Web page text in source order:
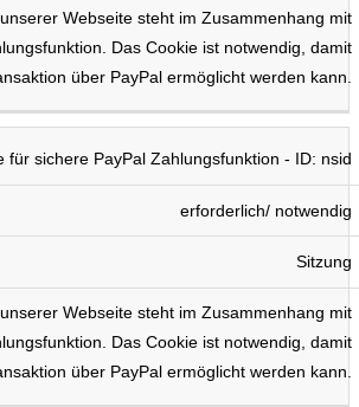
Webseite steht im Zusammenhang mit
Das Cookie ist notwendig, damit
über PayPal ermöglicht werden kann.
für sichere PayPal Zahlungsfunktion - ID: nsid
erforderlich/ notwendig
Sitzung
Webseite steht im Zusammenhang mit
Das Cookie ist notwendig, damit
über PayPal ermöglicht werden kann.